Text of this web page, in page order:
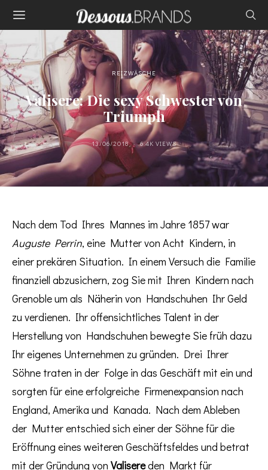
REIZWÄSCHE
Valisere: Die sexy Schwester von
Triumph
13/06/2018 6.4K VIEWS
Nach dem Tod Ihres Mannes im Jahre 1857 war
Auguste Perrin, eine Mutter von Acht Kindern, in
einer prekären Situation. In einem Versuch die Familie
finanziell abzusichern, zog Sie mit Ihren Kindern nach
Grenoble um als Näherin von Handschuhen Ihr Geld
zu verdienen. Ihr offensichtliches Talent in der
Herstellung von Handschuhen bewegte Sie früh dazu
Ihr eigenes Unternehmen zu gründen. Drei Ihrer
Söhne traten in der Folge in das Geschäft mit ein und
sorgten für eine erfolgreiche Firmenexpansion nach
England, Amerika und Kanada. Nach dem Ableben
der Mutter entschied sich einer der Söhne für die
Eröffnung eines weiteren Geschäftsfeldes und betrat
mit der Gründung von Valisereden Markt für